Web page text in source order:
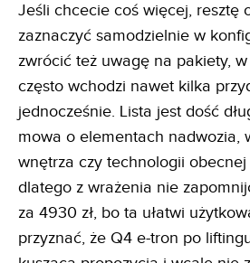
Jeśli chcecie coś więcej, resztę
zaznaczyć samodzielnie w
zwrócić też uwagę na pakiety, w
często wchodzi nawet kilka
jednocześnie. Lista jest dość
mowa o elementach nadwozia,
wnętrza czy technologii obecnej
dlatego z wrażenia nie
za 4930 zł, bo ta ułatwi
przyznać, że Q4 e-tron po